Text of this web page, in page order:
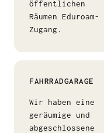
öffentlichen
Räumen Eduroam-
Zugang.
FAHRRADGARAGE
Wir haben eine
geräumige und
abgeschlossene